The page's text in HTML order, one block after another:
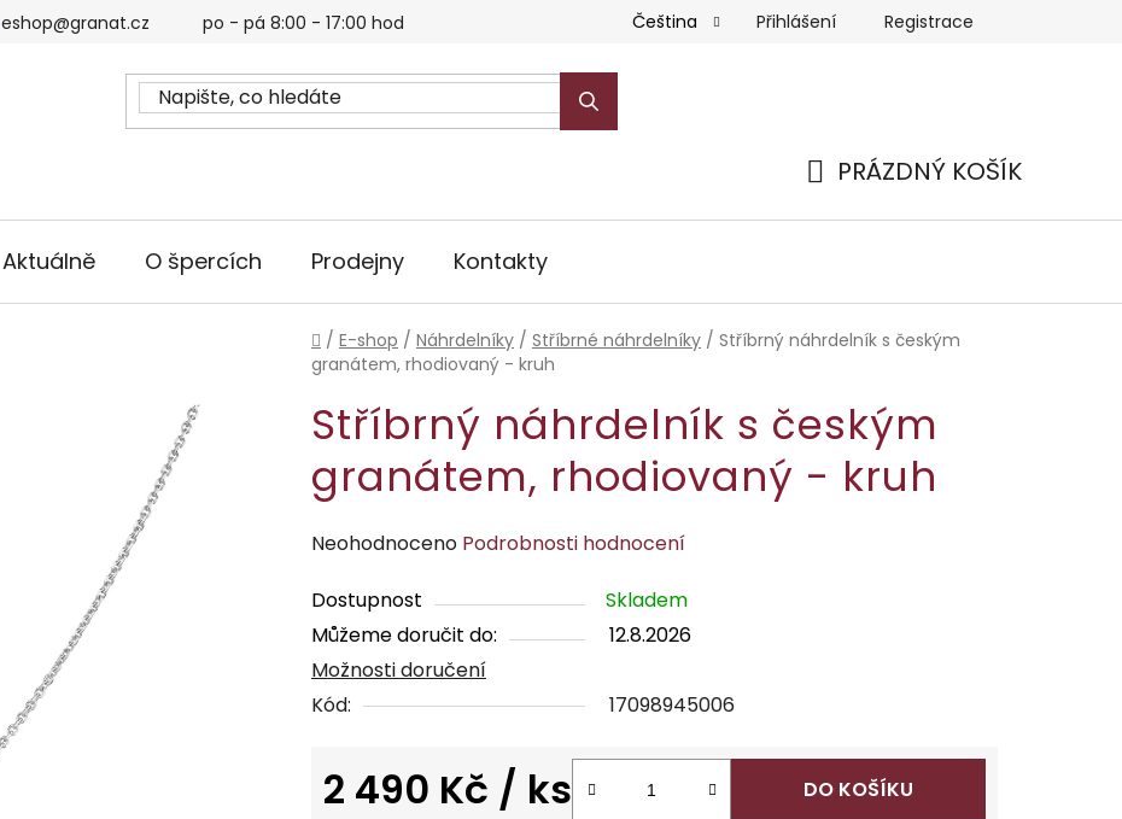
eshop@granat.cz po - pá 8:00 - 17:00 hod Čeština Přihlášení Registrace
PRÁZDNÝ KOŠÍK
Aktuálně O špercích Prodejny Kontakty
Domů
/ E-shop / Náhrdelníky / Stříbrné náhrdelníky / Stříbrný náhrdelník s českým
granátem, rhodiovaný - kruh
Stříbrný náhrdelník s českým
granátem, rhodiovaný - kruh
Průměrné
produktu
je
0,0
z
hvězdiček.
Neohodnoceno Podrobnosti hodnocení
Dostupnost
Skladem
Můžeme doručit do:
12.8.2026
Možnosti doručení
Kód:
17098945006
2 490 Kč / ks DO KOŠÍKU